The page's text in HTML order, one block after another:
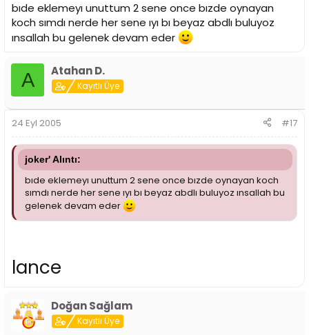
bıde eklemeyı unuttum 2 sene once bızde oynayan
koch sımdı nerde her sene ıyı bı beyaz abdlı buluyoz
ınsallah bu gelenek devam eder
A Atahan D.
Kayıtlı Üye
24 Eyl 2005 #17
joker' Alıntı:
bıde eklemeyı unuttum 2 sene once bızde oynayan koch
sımdı nerde her sene ıyı bı beyaz abdlı buluyoz ınsallah bu
gelenek devam eder
lance
Doğan Sağlam
Kayıtlı Üye